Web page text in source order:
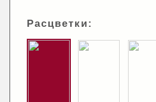
Расцветки: